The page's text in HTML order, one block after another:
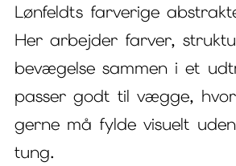
Lønfeldts farverige
Her arbejder farver,
bevægelse sammen i et
passer godt til vægge,
gerne må fylde visuelt
tung.